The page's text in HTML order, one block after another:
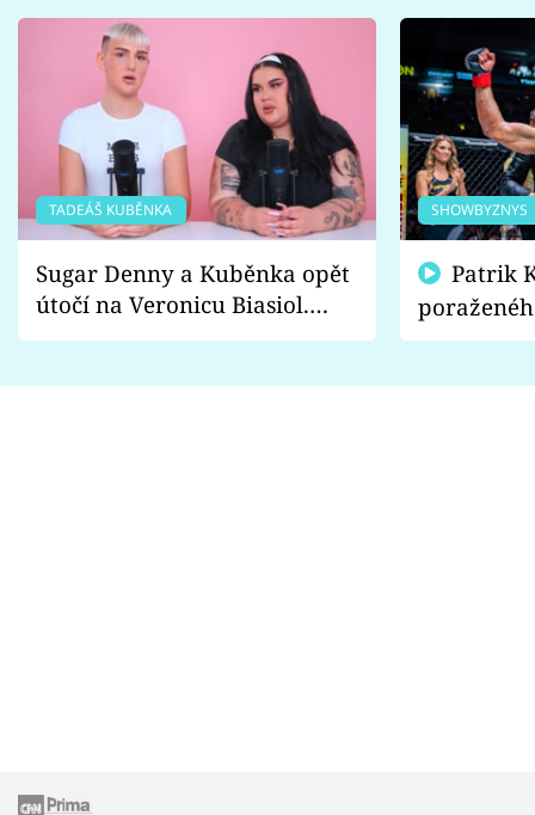
TADEÁŠ KUBĚNKA
Sugar Denny a Kuběnka opět
útočí na Veronicu Biasiol.
Proč je podle nich falešná a
SHOWBYZNYS
fanoušci